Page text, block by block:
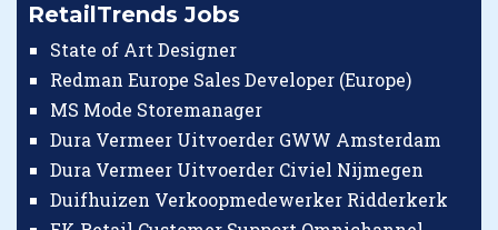
RetailTrends Jobs
State of Art Designer
Redman Europe Sales Developer (Europe)
MS Mode Storemanager
Dura Vermeer Uitvoerder GWW Amsterdam
Dura Vermeer Uitvoerder Civiel Nijmegen
Duifhuizen Verkoopmedewerker Ridderkerk